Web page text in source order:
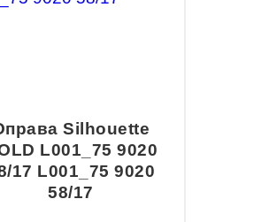
Silhouette
L001_75 9020
17 L001_75 9020
58/17